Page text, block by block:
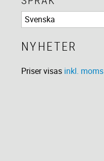
NYHETER
Priser visas inkl. moms